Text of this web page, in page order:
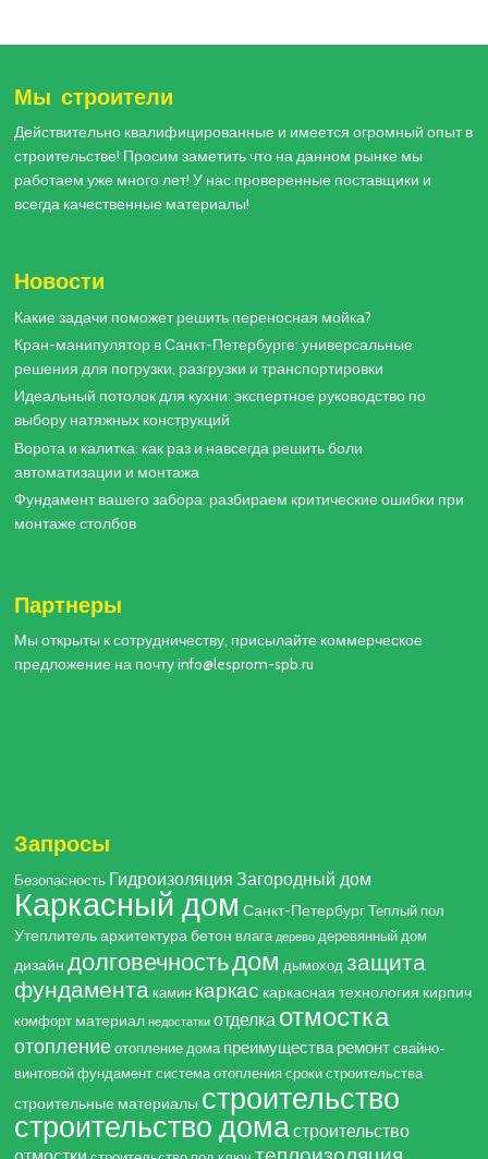
Мы строители
Действительно квалифицированные и имеется огромный опыт в
строительстве! Просим заметить что на данном рынке мы
работаем уже много лет! У нас проверенные поставщики и
всегда качественные материалы!
Новости
Какие задачи поможет решить переносная мойка?
Кран-манипулятор в Санкт-Петербурге: универсальные
решения для погрузки, разгрузки и транспортировки
Идеальный потолок для кухни: экспертное руководство по
выбору натяжных конструкций
Ворота и калитка: как раз и навсегда решить боли
автоматизации и монтажа
Фундамент вашего забора: разбираем критические ошибки при
монтаже столбов
Партнеры
Мы открыты к сотрудничеству, присылайте коммерческое
предложение на почту info@lesprom-spb.ru
Запросы
Безопасность Гидроизоляция Загородный дом
Каркасный дом Санкт-Петербург Теплый пол
Утеплительархитектурабетон влага дерево деревянный дом
дизайн долговечностьдом дымоход защита
фундамента камин каркас каркасная технология кирпич
комфорт материал недостатки отделка отмостка
отопление отопление дома преимуществаремонт свайно-
винтовой фундамент система отопления сроки строительства
строительные материалы строительство
строительство домастроительство